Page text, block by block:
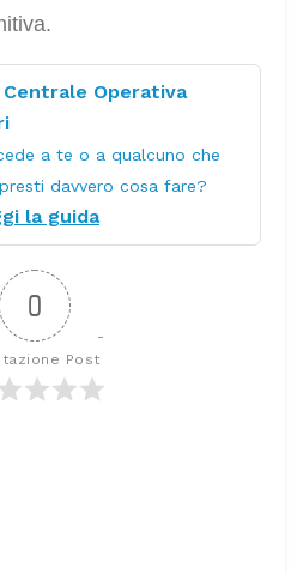
Centrale Operativa
a te o a qualcuno che
davvero cosa fare?
la guida
0
Post